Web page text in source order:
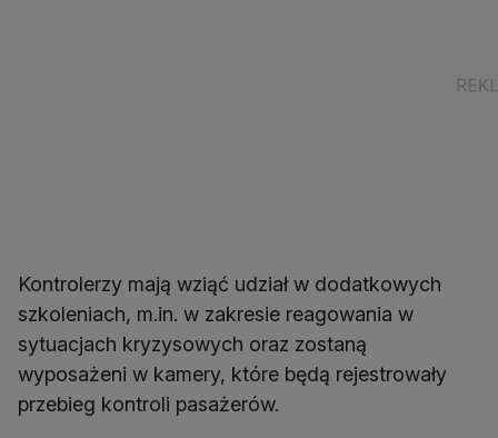
Kontrolerzy mają wziąć udział w dodatkowych
szkoleniach, m.in. w zakresie reagowania w
sytuacjach kryzysowych oraz zostaną
wyposażeni w kamery, które będą rejestrowały
przebieg kontroli pasażerów.